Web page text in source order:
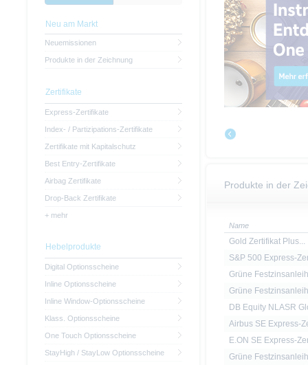
Produkte in der
Name
Gold Zertifikat Plus...
S&P 500 Express-
Grüne
Grüne
DB Equity NLASR
Airbus SE Express-
E.ON SE Express-
Grüne
Neu am Markt
Neuemissionen
Produkte in der Zeichnung
Zertifikate
Express-Zertifikate
Index- / Partizipations-Zertifikate
Zertifikate mit Kapitalschutz
Best Entry-Zertifikate
Airbag Zertifikate
Drop-Back Zertifikate
+ mehr
Hebelprodukte
Digital Optionsscheine
Inline Optionsscheine
Inline Window-Optionsscheine
Klass. Optionsscheine
One Touch Optionsscheine
StayHigh / StayLow Optionsscheine